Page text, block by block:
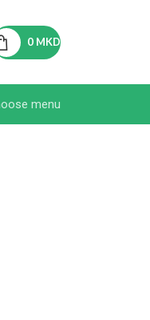
0 MKD
menu